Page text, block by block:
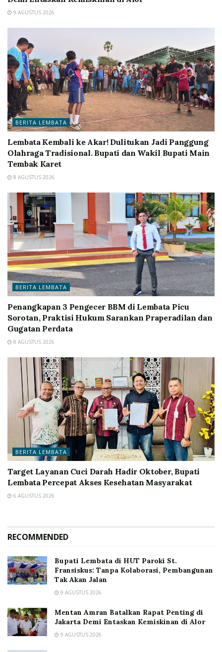
9 AGUSTUS 2026
BERITA LEMBATA
Lembata Kembali ke Akar! Dulitukan Jadi Panggung
Olahraga Tradisional. Bupati dan Wakil Bupati Main
Tembak Karet
8 AGUSTUS 2026
BERITA LEMBATA
Penangkapan 3 Pengecer BBM di Lembata Picu
Sorotan, Praktisi Hukum Sarankan Praperadilan dan
Gugatan Perdata
8 AGUSTUS 2026
BERITA LEMBATA
Target Layanan Cuci Darah Hadir Oktober, Bupati
Lembata Percepat Akses Kesehatan Masyarakat
6 AGUSTUS 2026
RECOMMENDED
Bupati Lembata di HUT Paroki St.
Fransiskus: Tanpa Kolaborasi, Pembangunan
Tak Akan Jalan
9 AGUSTUS 2026
Mentan Amran Batalkan Rapat Penting di
Jakarta Demi Entaskan Kemiskinan di Alor
9 AGUSTUS 2026